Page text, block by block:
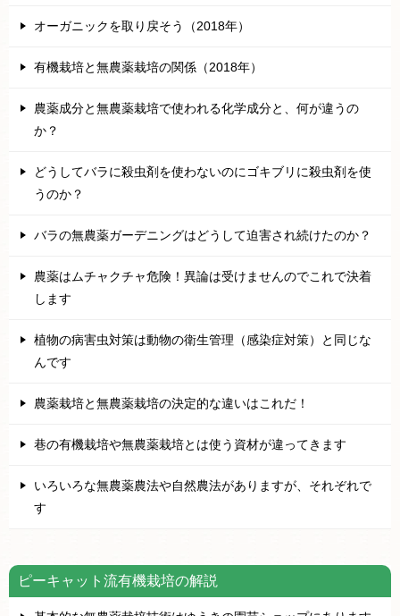
オーガニックを取り戻そう（2018年）
有機栽培と無農薬栽培の関係（2018年）
農薬成分と無農薬栽培で使われる化学成分と、何が違うの
か？
どうしてバラに殺虫剤を使わないのにゴキブリに殺虫剤を使
うのか？
バラの無農薬ガーデニングはどうして迫害され続けたのか？
農薬はムチャクチャ危険！異論は受けませんのでこれで決着
します
植物の病害虫対策は動物の衛生管理（感染症対策）と同じな
んです
農薬栽培と無農薬栽培の決定的な違いはこれだ！
巷の有機栽培や無農薬栽培とは使う資材が違ってきます
いろいろな無農薬農法や自然農法がありますが、それぞれで
す
ピーキャット流有機栽培の解説